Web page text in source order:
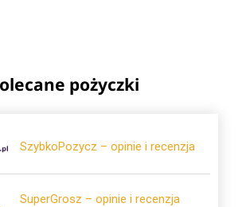
pożyczki
SzybkoPozycz – opinie i recenzja
SuperGrosz – opinie i recenzja